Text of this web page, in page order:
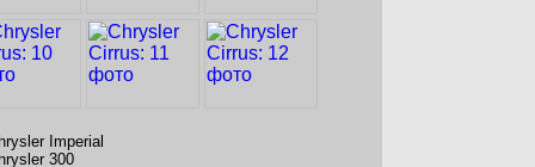
Imperial
300